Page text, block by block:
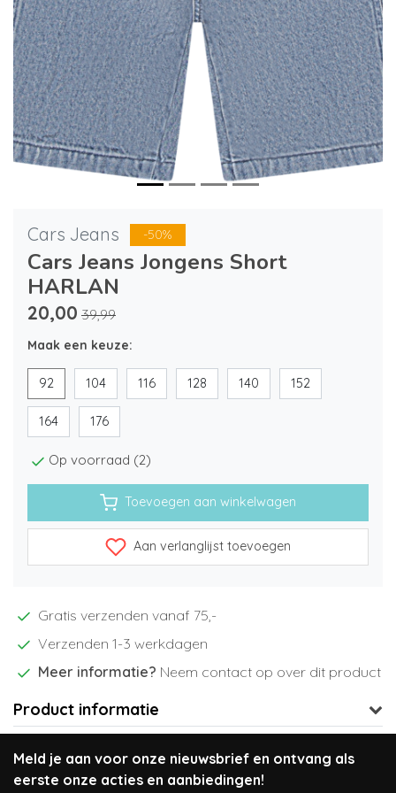
Cars Jeans -50%
Cars Jeans Jongens Short
HARLAN
20,00 39,99
Maak een keuze:
92 104 116 128 140 152
164 176
Op voorraad (2)
Toevoegen aan winkelwagen
Aan verlanglijst toevoegen
Gratis verzenden vanaf 75,-
Verzenden 1-3 werkdagen
Meer informatie? Neem contact op over dit product
Product informatie
Meld je aan voor onze nieuwsbrief en ontvang als
eerste onze acties en aanbiedingen!